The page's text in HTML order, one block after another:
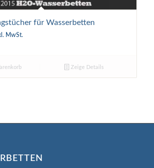
für Wasserbetten
MwSt.
Zeige Details